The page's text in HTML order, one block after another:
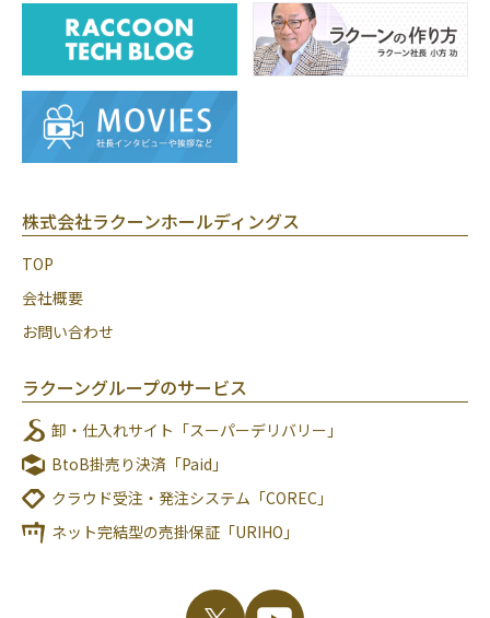
株式会社ラクーンホールディングス
TOP
会社概要
お問い合わせ
ラクーングループのサービス
卸・仕入れサイト「スーパーデリバリー」
BtoB掛売り決済「Paid」
クラウド受注・発注システム「COREC」
ネット完結型の売掛保証「URIHO」